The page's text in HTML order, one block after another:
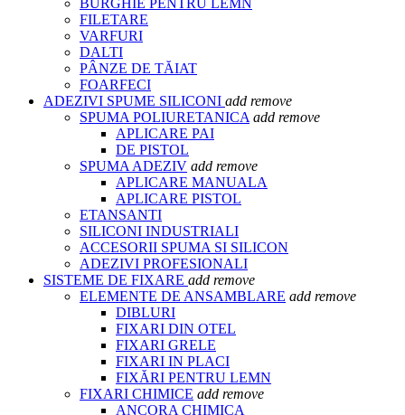
BURGHIE PENTRU LEMN
FILETARE
VARFURI
DALTI
PÂNZE DE TĂIAT
FOARFECI
ADEZIVI SPUME SILICONI add remove
SPUMA POLIURETANICA add remove
APLICARE PAI
DE PISTOL
SPUMA ADEZIV add remove
APLICARE MANUALA
APLICARE PISTOL
ETANSANTI
SILICONI INDUSTRIALI
ACCESORII SPUMA SI SILICON
ADEZIVI PROFESIONALI
SISTEME DE FIXARE add remove
ELEMENTE DE ANSAMBLARE add remove
DIBLURI
FIXARI DIN OTEL
FIXARI GRELE
FIXARI IN PLACI
FIXĂRI PENTRU LEMN
FIXARI CHIMICE add remove
ANCORA CHIMICA